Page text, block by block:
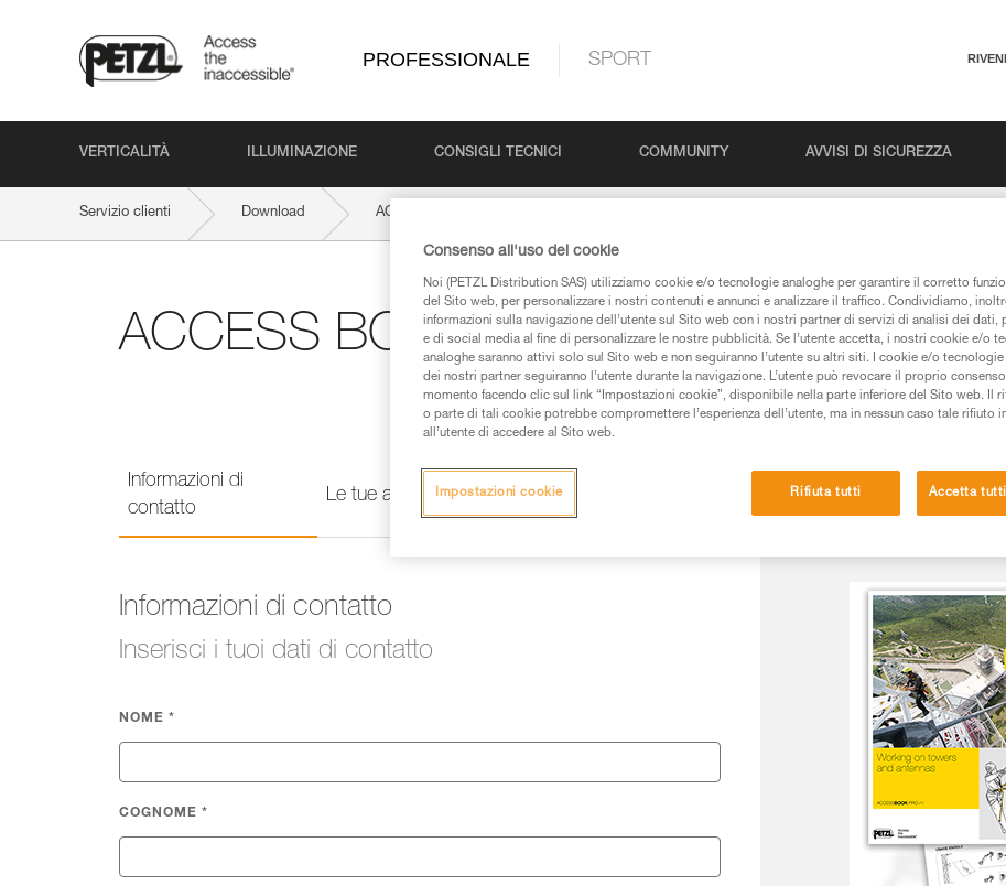
PROFESSIONALE SPORT
VERTICALITÀ ILLUMINAZIONE CONSIGLI TECNICI COMMUNITY AVVISI DI SICUREZZA
Servizio clienti Download ACCESS BOOK PRO n°1: Lavorare su tralicci e antenne
ACCESS BOOK PRO n°1: Lavorare su
Informazioni di
contatto
Le tue attività Lingua
Informazioni di contatto
Inserisci i tuoi dati di contatto
NOME *
COGNOME *
Consenso all'uso dei cookie
Noi (PETZL Distribution SAS) utilizziamo cookie e/o tecnologie analoghe per garantire il corretto
del Sito web, per personalizzare i nostri contenuti e annunci e analizzare il traffico. Condividiamo,
informazioni sulla navigazione dell’utente sul Sito web con i nostri partner di servizi di analisi dei dati,
e di social media al fine di personalizzare le nostre pubblicità. Se l’utente accetta, i nostri cookie e/o
analoghe saranno attivi solo sul Sito web e non seguiranno l’utente su altri siti. I cookie e/o tecnologie
dei nostri partner seguiranno l’utente durante la navigazione. L’utente può revocare il proprio
momento facendo clic sul link “Impostazioni cookie”, disponibile nella parte inferiore del Sito web. Il
o parte di tali cookie potrebbe compromettere l’esperienza dell’utente, ma in nessun caso tale rifiuto
all’utente di accedere al Sito web.
Rifiuta tutti Accetta
Impostazioni cookie